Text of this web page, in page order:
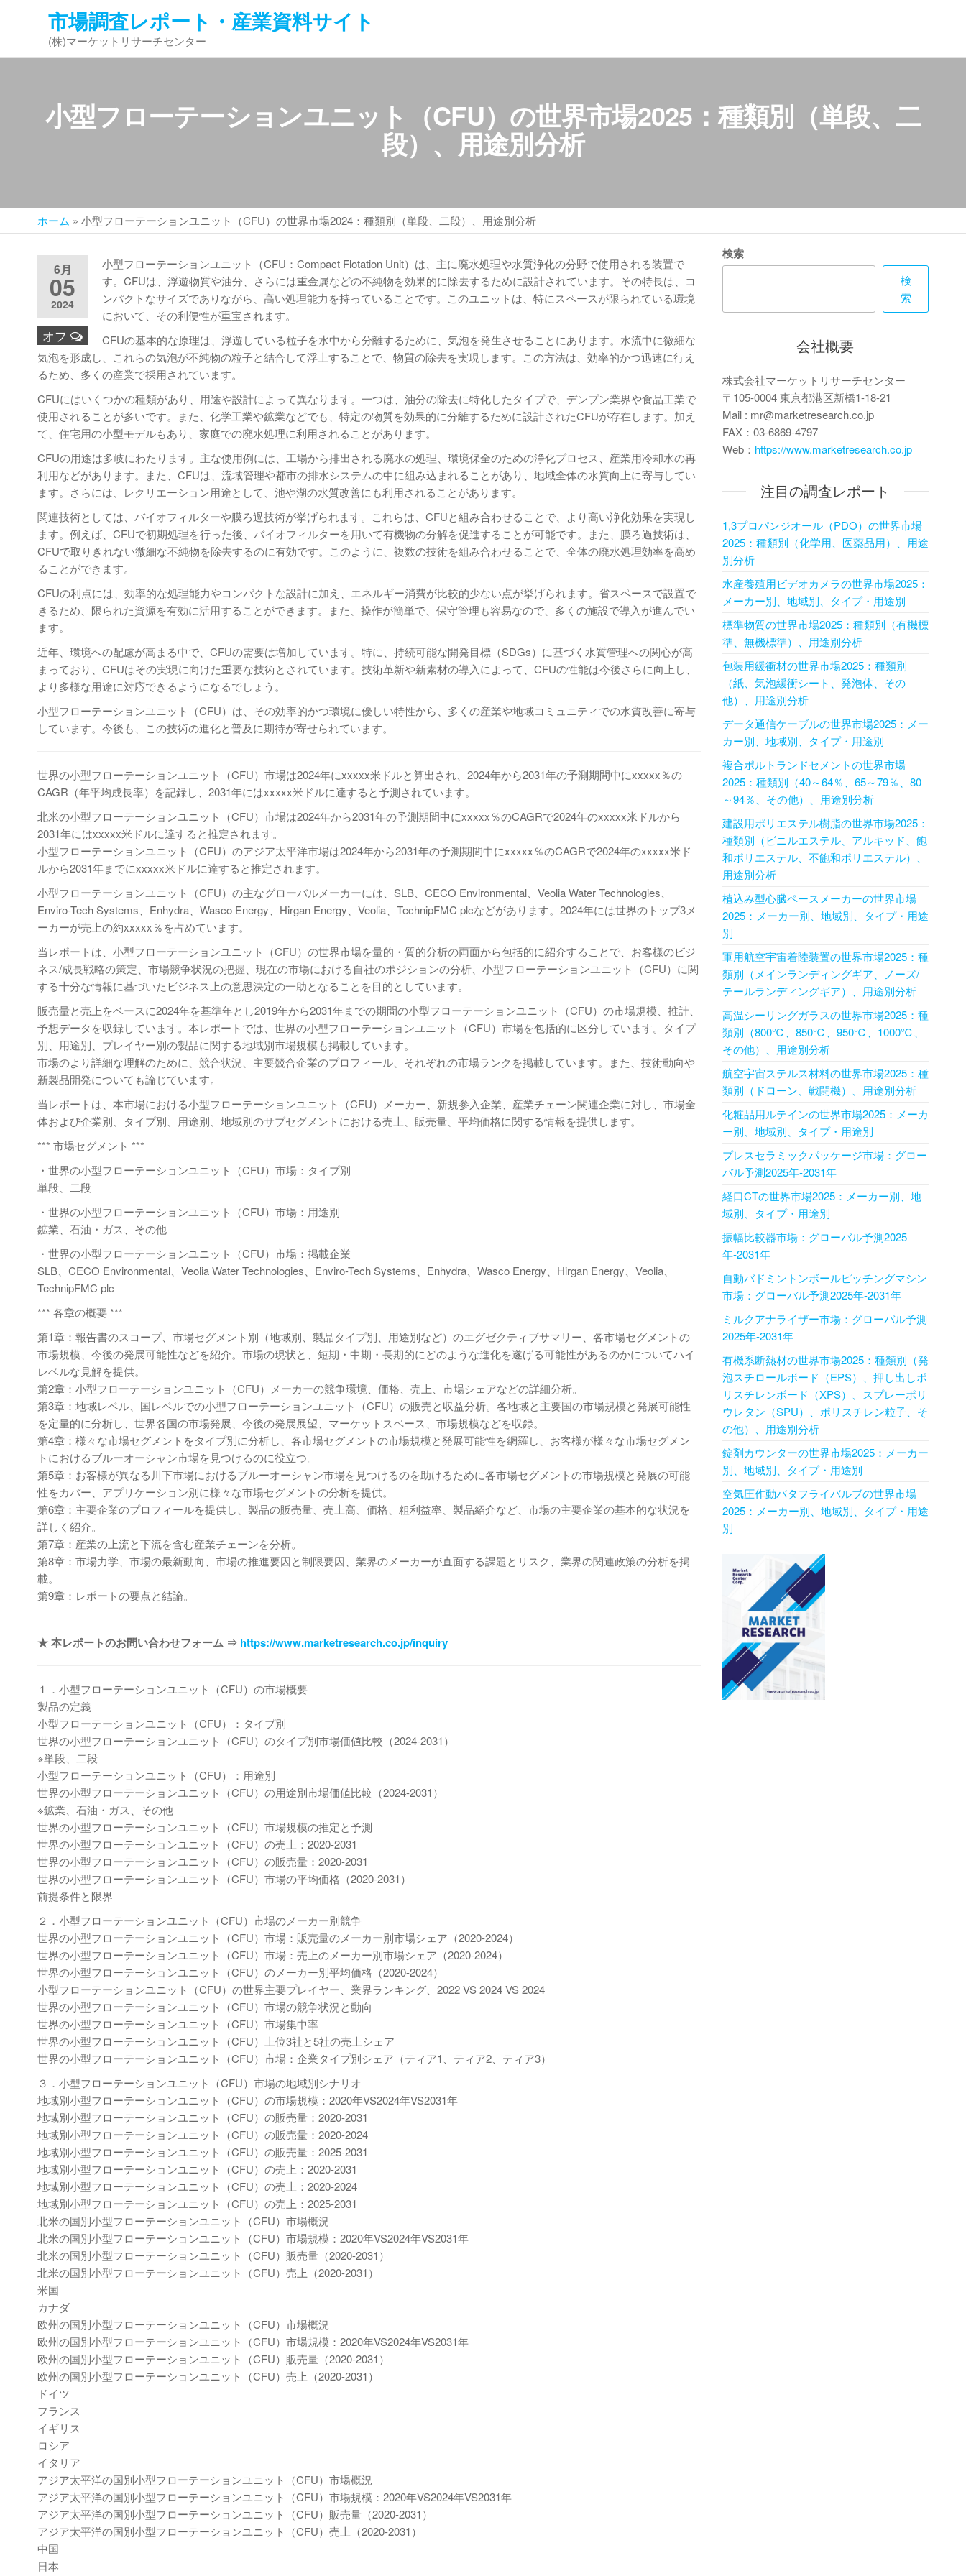
ン
市場調査レポート・産業資料サイト
(株)マーケットリサーチセンター
小型フローテーションユニット（CFU）の世界市場2025：種類別（単段、二
段）、用途別分析
ホーム » 小型フローテーションユニット（CFU）の世界市場2024：種類別（単段、二段）、用途別分析
6月
05
2024
オフ
小型フローテーションユニット（CFU：Compact Flotation Unit）は、主に廃水処理や水質浄化の分野で使用される装置で
す。CFUは、浮遊物質や油分、さらには重金属などの不純物を効果的に除去するために設計されています。その特長は、コ
ンパクトなサイズでありながら、高い処理能力を持っていることです。このユニットは、特にスペースが限られている環境
において、その利便性が重宝されます。
CFUの基本的な原理は、浮遊している粒子を水中から分離するために、気泡を発生させることにあります。水流中に微細な
気泡を形成し、これらの気泡が不純物の粒子と結合して浮上することで、物質の除去を実現します。この方法は、効率的かつ迅速に行え
るため、多くの産業で採用されています。
CFUにはいくつかの種類があり、用途や設計によって異なります。一つは、油分の除去に特化したタイプで、デンプン業界や食品工業で
使用されることが多いです。また、化学工業や鉱業などでも、特定の物質を効果的に分離するために設計されたCFUが存在します。加え
て、住宅用の小型モデルもあり、家庭での廃水処理に利用されることがあります。
CFUの用途は多岐にわたります。主な使用例には、工場から排出される廃水の処理、環境保全のための浄化プロセス、産業用冷却水の再
利用などがあります。また、CFUは、流域管理や都市の排水システムの中に組み込まれることがあり、地域全体の水質向上に寄与してい
ます。さらには、レクリエーション用途として、池や湖の水質改善にも利用されることがあります。
関連技術としては、バイオフィルターや膜ろ過技術が挙げられます。これらは、CFUと組み合わせることで、より高い浄化効果を実現し
ます。例えば、CFUで初期処理を行った後、バイオフィルターを用いて有機物の分解を促進することが可能です。また、膜ろ過技術は、
CFUで取りきれない微細な不純物を除去するのに有効です。このように、複数の技術を組み合わせることで、全体の廃水処理効率を高め
ることができます。
CFUの利点には、効率的な処理能力やコンパクトな設計に加え、エネルギー消費が比較的少ない点が挙げられます。省スペースで設置で
きるため、限られた資源を有効に活用することができます。また、操作が簡単で、保守管理も容易なので、多くの施設で導入が進んでい
ます。
近年、環境への配慮が高まる中で、CFUの需要は増加しています。特に、持続可能な開発目標（SDGs）に基づく水質管理への関心が高
まっており、CFUはその実現に向けた重要な技術とされています。技術革新や新素材の導入によって、CFUの性能は今後さらに向上し、
より多様な用途に対応できるようになるでしょう。
小型フローテーションユニット（CFU）は、その効率的かつ環境に優しい特性から、多くの産業や地域コミュニティでの水質改善に寄与
しています。今後も、この技術の進化と普及に期待が寄せられています。
世界の小型フローテーションユニット（CFU）市場は2024年にxxxxx米ドルと算出され、2024年から2031年の予測期間中にxxxxx％の
CAGR（年平均成長率）を記録し、2031年にはxxxxx米ドルに達すると予測されています。
北米の小型フローテーションユニット（CFU）市場は2024年から2031年の予測期間中にxxxxx％のCAGRで2024年のxxxxx米ドルから
2031年にはxxxxx米ドルに達すると推定されます。
小型フローテーションユニット（CFU）のアジア太平洋市場は2024年から2031年の予測期間中にxxxxx％のCAGRで2024年のxxxxx米ド
ルから2031年までにxxxxx米ドルに達すると推定されます。
小型フローテーションユニット（CFU）の主なグローバルメーカーには、SLB、CECO Environmental、Veolia Water Technologies、
Enviro-Tech Systems、Enhydra、Wasco Energy、Hirgan Energy、Veolia、TechnipFMC plcなどがあります。2024年には世界のトップ3メ
ーカーが売上の約xxxxx％を占めています。
当レポートは、小型フローテーションユニット（CFU）の世界市場を量的・質的分析の両面から包括的に紹介することで、お客様のビジ
ネス/成長戦略の策定、市場競争状況の把握、現在の市場における自社のポジションの分析、小型フローテーションユニット（CFU）に関
する十分な情報に基づいたビジネス上の意思決定の一助となることを目的としています。
販売量と売上をベースに2024年を基準年とし2019年から2031年までの期間の小型フローテーションユニット（CFU）の市場規模、推計、
予想データを収録しています。本レポートでは、世界の小型フローテーションユニット（CFU）市場を包括的に区分しています。タイプ
別、用途別、プレイヤー別の製品に関する地域別市場規模も掲載しています。
市場のより詳細な理解のために、競合状況、主要競合企業のプロフィール、それぞれの市場ランクを掲載しています。また、技術動向や
新製品開発についても論じています。
当レポートは、本市場における小型フローテーションユニット（CFU）メーカー、新規参入企業、産業チェーン関連企業に対し、市場全
体および企業別、タイプ別、用途別、地域別のサブセグメントにおける売上、販売量、平均価格に関する情報を提供します。
*** 市場セグメント ***
・世界の小型フローテーションユニット（CFU）市場：タイプ別
単段、二段
・世界の小型フローテーションユニット（CFU）市場：用途別
鉱業、石油・ガス、その他
・世界の小型フローテーションユニット（CFU）市場：掲載企業
SLB、CECO Environmental、Veolia Water Technologies、Enviro-Tech Systems、Enhydra、Wasco Energy、Hirgan Energy、Veolia、
TechnipFMC plc
*** 各章の概要 ***
第1章：報告書のスコープ、市場セグメント別（地域別、製品タイプ別、用途別など）のエグゼクティブサマリー、各市場セグメントの
市場規模、今後の発展可能性などを紹介。市場の現状と、短期・中期・長期的にどのような進化を遂げる可能性があるのかについてハイ
レベルな見解を提供。
第2章：小型フローテーションユニット（CFU）メーカーの競争環境、価格、売上、市場シェアなどの詳細分析。
第3章：地域レベル、国レベルでの小型フローテーションユニット（CFU）の販売と収益分析。各地域と主要国の市場規模と発展可能性
を定量的に分析し、世界各国の市場発展、今後の発展展望、マーケットスペース、市場規模などを収録。
第4章：様々な市場セグメントをタイプ別に分析し、各市場セグメントの市場規模と発展可能性を網羅し、お客様が様々な市場セグメン
トにおけるブルーオーシャン市場を見つけるのに役立つ。
第5章：お客様が異なる川下市場におけるブルーオーシャン市場を見つけるのを助けるために各市場セグメントの市場規模と発展の可能
性をカバー、アプリケーション別に様々な市場セグメントの分析を提供。
第6章：主要企業のプロフィールを提供し、製品の販売量、売上高、価格、粗利益率、製品紹介など、市場の主要企業の基本的な状況を
詳しく紹介。
第7章：産業の上流と下流を含む産業チェーンを分析。
第8章：市場力学、市場の最新動向、市場の推進要因と制限要因、業界のメーカーが直面する課題とリスク、業界の関連政策の分析を掲
載。
第9章：レポートの要点と結論。
★ 本レポートのお問い合わせフォーム ⇒ https://www.marketresearch.co.jp/inquiry
１．小型フローテーションユニット（CFU）の市場概要
製品の定義
小型フローテーションユニット（CFU）：タイプ別
世界の小型フローテーションユニット（CFU）のタイプ別市場価値比較（2024-2031）
※単段、二段
小型フローテーションユニット（CFU）：用途別
世界の小型フローテーションユニット（CFU）の用途別市場価値比較（2024-2031）
※鉱業、石油・ガス、その他
世界の小型フローテーションユニット（CFU）市場規模の推定と予測
世界の小型フローテーションユニット（CFU）の売上：2020-2031
世界の小型フローテーションユニット（CFU）の販売量：2020-2031
世界の小型フローテーションユニット（CFU）市場の平均価格（2020-2031）
前提条件と限界
２．小型フローテーションユニット（CFU）市場のメーカー別競争
世界の小型フローテーションユニット（CFU）市場：販売量のメーカー別市場シェア（2020-2024）
世界の小型フローテーションユニット（CFU）市場：売上のメーカー別市場シェア（2020-2024）
世界の小型フローテーションユニット（CFU）のメーカー別平均価格（2020-2024）
小型フローテーションユニット（CFU）の世界主要プレイヤー、業界ランキング、2022 VS 2024 VS 2024
世界の小型フローテーションユニット（CFU）市場の競争状況と動向
世界の小型フローテーションユニット（CFU）市場集中率
世界の小型フローテーションユニット（CFU）上位3社と5社の売上シェア
世界の小型フローテーションユニット（CFU）市場：企業タイプ別シェア（ティア1、ティア2、ティア3）
３．小型フローテーションユニット（CFU）市場の地域別シナリオ
地域別小型フローテーションユニット（CFU）の市場規模：2020年VS2024年VS2031年
地域別小型フローテーションユニット（CFU）の販売量：2020-2031
地域別小型フローテーションユニット（CFU）の販売量：2020-2024
地域別小型フローテーションユニット（CFU）の販売量：2025-2031
地域別小型フローテーションユニット（CFU）の売上：2020-2031
地域別小型フローテーションユニット（CFU）の売上：2020-2024
地域別小型フローテーションユニット（CFU）の売上：2025-2031
北米の国別小型フローテーションユニット（CFU）市場概況
北米の国別小型フローテーションユニット（CFU）市場規模：2020年VS2024年VS2031年
北米の国別小型フローテーションユニット（CFU）販売量（2020-2031）
北米の国別小型フローテーションユニット（CFU）売上（2020-2031）
米国
カナダ
欧州の国別小型フローテーションユニット（CFU）市場概況
欧州の国別小型フローテーションユニット（CFU）市場規模：2020年VS2024年VS2031年
欧州の国別小型フローテーションユニット（CFU）販売量（2020-2031）
欧州の国別小型フローテーションユニット（CFU）売上（2020-2031）
ドイツ
フランス
イギリス
ロシア
イタリア
アジア太平洋の国別小型フローテーションユニット（CFU）市場概況
アジア太平洋の国別小型フローテーションユニット（CFU）市場規模：2020年VS2024年VS2031年
アジア太平洋の国別小型フローテーションユニット（CFU）販売量（2020-2031）
アジア太平洋の国別小型フローテーションユニット（CFU）売上（2020-2031）
中国
日本
検索
検
索
会社概要
株式会社マーケットリサーチセンター
〒105-0004 東京都港区新橋1-18-21
Mail : mr@marketresearch.co.jp
FAX：03-6869-4797
Web： https://www.marketresearch.co.jp
注目の調査レポート
1,3プロパンジオール（PDO）の世界市場
2025：種類別（化学用、医薬品用）、用途
別分析
水産養殖用ビデオカメラの世界市場2025：
メーカー別、地域別、タイプ・用途別
標準物質の世界市場2025：種類別（有機標
準、無機標準）、用途別分析
包装用緩衝材の世界市場2025：種類別
（紙、気泡緩衝シート、発泡体、その
他）、用途別分析
データ通信ケーブルの世界市場2025：メー
カー別、地域別、タイプ・用途別
複合ポルトランドセメントの世界市場
2025：種類別（40～64％、65～79％、80
～94％、その他）、用途別分析
建設用ポリエステル樹脂の世界市場2025：
種類別（ビニルエステル、アルキッド、飽
和ポリエステル、不飽和ポリエステル）、
用途別分析
植込み型心臓ペースメーカーの世界市場
2025：メーカー別、地域別、タイプ・用途
別
軍用航空宇宙着陸装置の世界市場2025：種
類別（メインランディングギア、ノーズ/
テールランディングギア）、用途別分析
高温シーリングガラスの世界市場2025：種
類別（800℃、850℃、950℃、1000℃、
その他）、用途別分析
航空宇宙ステルス材料の世界市場2025：種
類別（ドローン、戦闘機）、用途別分析
化粧品用ルテインの世界市場2025：メーカ
ー別、地域別、タイプ・用途別
プレスセラミックパッケージ市場：グロー
バル予測2025年-2031年
経口CTの世界市場2025：メーカー別、地
域別、タイプ・用途別
振幅比較器市場：グローバル予測2025
年-2031年
自動バドミントンボールピッチングマシン
市場：グローバル予測2025年-2031年
ミルクアナライザー市場：グローバル予測
2025年-2031年
有機系断熱材の世界市場2025：種類別（発
泡スチロールボード（EPS）、押し出しポ
リスチレンボード（XPS）、スプレーポリ
ウレタン（SPU）、ポリスチレン粒子、そ
の他）、用途別分析
錠剤カウンターの世界市場2025：メーカー
別、地域別、タイプ・用途別
空気圧作動バタフライバルブの世界市場
2025：メーカー別、地域別、タイプ・用途
別